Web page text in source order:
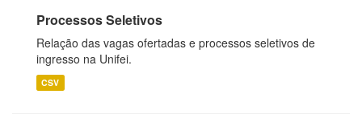
Processos Seletivos
Relação das vagas ofertadas e processos seletivos de
ingresso na Unifei.
CSV